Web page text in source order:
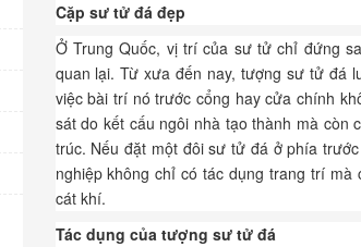
Cặp sư tử đá đẹp
Ở Trung Quốc, vị trí của sư tử chỉ đứng
quan lại. Từ xưa đến nay, tượng sư tử đá
việc bài trí nó trước cổng hay cửa chính
sát do kết cấu ngôi nhà tạo thành mà còn
trúc. Nếu đặt một đôi sư tử đá ở phía
nghiệp không chỉ có tác dụng trang trí
cát khí.
Tác dụng của tượng sư tử đá